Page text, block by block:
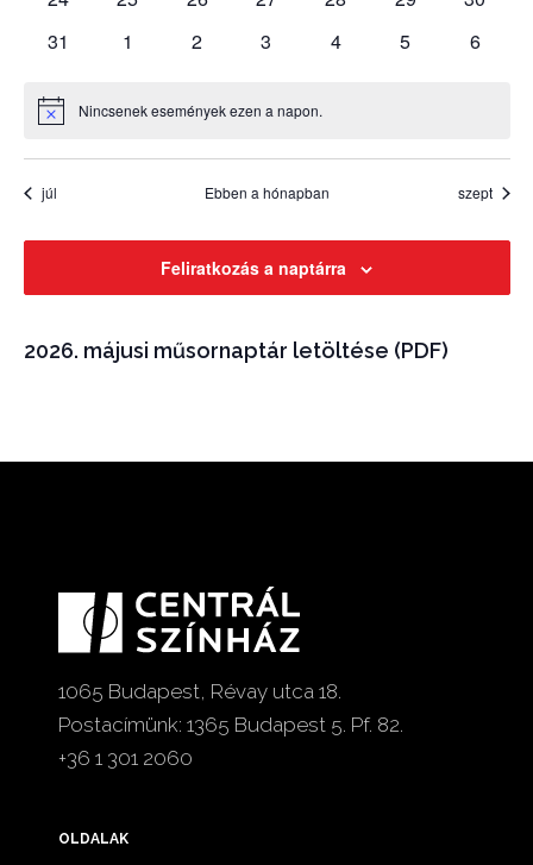
0
31
0
1
0
2
0
3
0
4
0
5
0
6
Notice Nincsenek események ezen a napon.
júl Ebben a hónapban szept
Feliratkozás a naptárra
2026. májusi műsornaptár letöltése (PDF)
1065 Budapest, Révay utca 18.
Postacímünk: 1365 Budapest 5. Pf. 82.
+36 1 301 2060
OLDALAK